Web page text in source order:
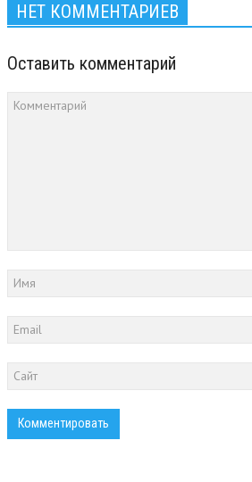
НЕТ КОММЕНТАРИЕВ
Оставить комментарий